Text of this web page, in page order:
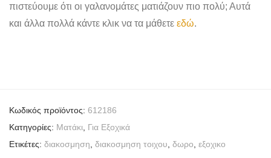
πιστεύουμε ότι οι γαλανομάτες ματιάζουν πιο πολύ; Αυτά
και άλλα πολλά κάντε κλικ να τα μάθετε εδώ.
Κωδικός προϊόντος: 612186
Κατηγορίες: Mατάκι
Για Εξοχικά
Ετικέτες: διακοσμηση διακοσμηση τοιχου δωρο εξοχικο